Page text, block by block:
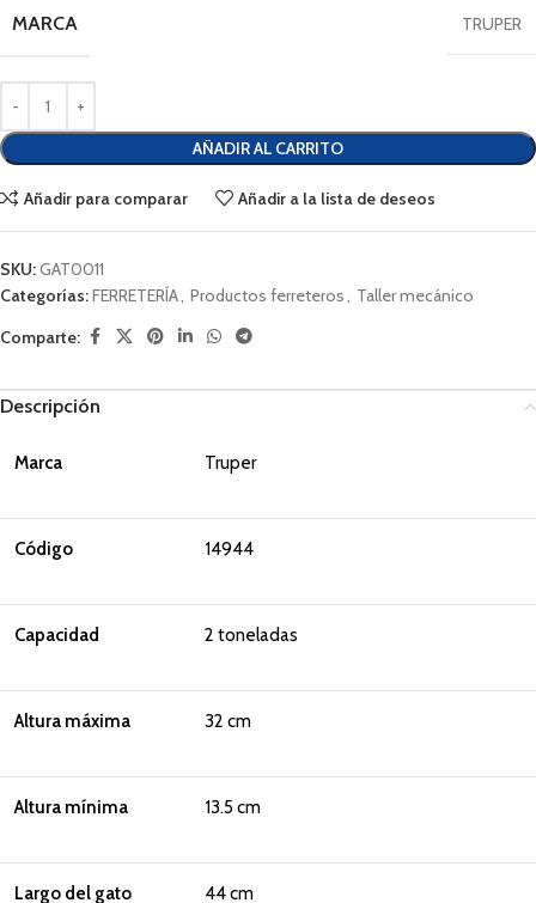
MARCA TRUPER
AÑADIR AL CARRITO
Añadir para comparar Añadir a la lista de deseos
SKU:GAT0011
Categorías:FERRETERÍA, Productos ferreteros, Taller mecánico
Comparte:
Descripción
Marca Truper
Código 14944
Capacidad 2 toneladas
Altura máxima 32 cm
Altura mínima 13.5 cm
Largo del gato 44 cm